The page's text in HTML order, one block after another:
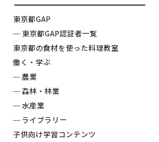
東京都GAP
─ 東京都GAP認証者一覧
東京都の食材を使った料理教室
働く・学ぶ
─ 農業
─ 森林・林業
─ 水産業
─ ライブラリー
子供向け学習コンテンツ